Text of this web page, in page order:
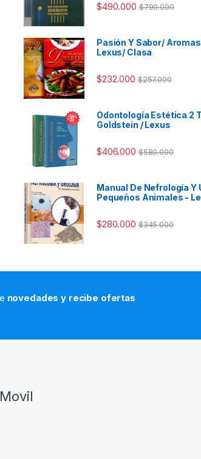
$490.000 $790.000
Pasión Y Sabor/
Lexus/ Clasa
$232.000 $257.000
Odontología Estética 2
Goldstein / Lexus
$406.000 $580.000
Manual De Nefrología Y
Pequeños Animales -
$280.000 $345.000
novedades y recibe ofertas